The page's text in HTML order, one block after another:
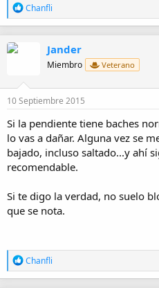
R
e
a
n
s
Chanfli
Jander
Miembro Veterano
10 Septiembre 2015
Si la pendiente tiene baches
lo vas a dañar. Alguna vez se
bajado, incluso saltado...y ahí
recomendable.
Si te digo la verdad, no suelo
que se nota.
R
e
a
Chanfli